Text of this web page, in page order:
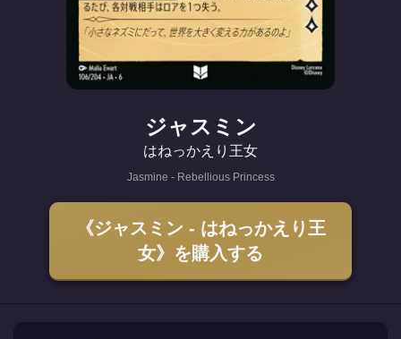
ジャスミン
はねっかえり王女
Jasmine - Rebellious Princess
《ジャスミン - はねっかえり王
女》を購入する